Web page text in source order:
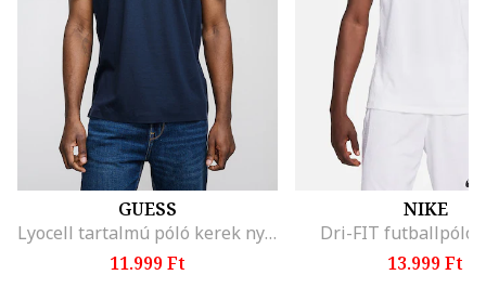
GUESS
Lyocell tartalmú póló kerek nyakrésszel, Sötétkék
11.999 Ft
NIKE
Dri-FIT futballpóló,
13.999 Ft